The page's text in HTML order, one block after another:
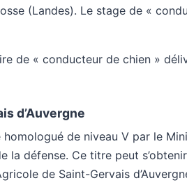
(Landes). Le stage de «
de « conducteur de chien »
d’Auvergne
de niveau V par le
la défense. Ce titre peut
de Saint-Gervais